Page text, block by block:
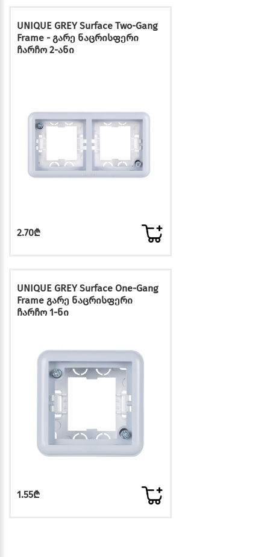
UNIQUE GREY Surface Two-Gang
Frame - გარე ნაცრისფერი
ჩარჩო 2-ანი
2.70₾
UNIQUE GREY Surface One-Gang
Frame გარე ნაცრისფერი
ჩარჩო 1-ნი
1.55₾